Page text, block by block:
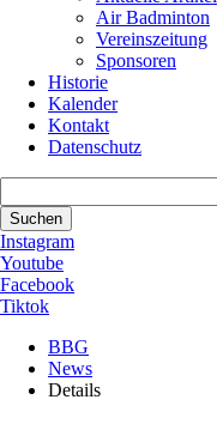
Air Badminton
Vereinszeitung
Sponsoren
Historie
Kalender
Kontakt
Datenschutz
Suchen
Instagram
Youtube
Facebook
Tiktok
BBG
News
Details